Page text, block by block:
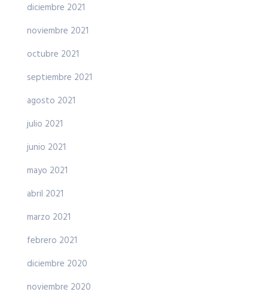
diciembre 2021
noviembre 2021
octubre 2021
septiembre 2021
agosto 2021
julio 2021
junio 2021
mayo 2021
abril 2021
marzo 2021
febrero 2021
diciembre 2020
noviembre 2020